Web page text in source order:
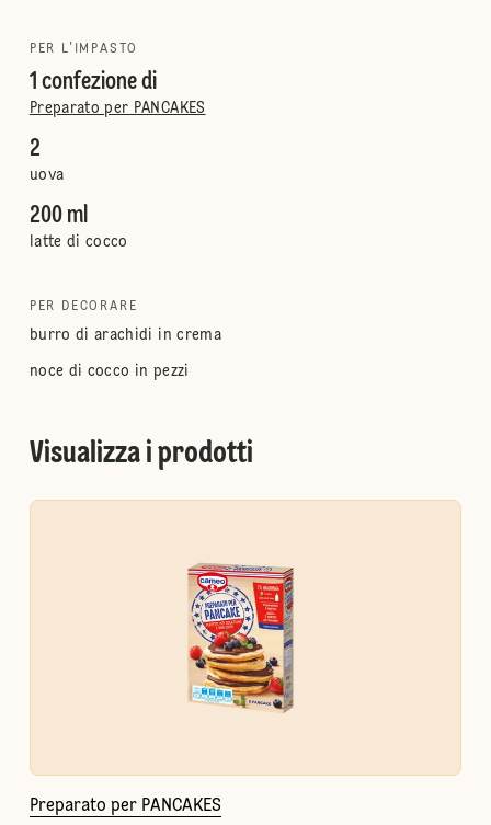
PER L'IMPASTO
1 confezione di
Preparato per PANCAKES
2
uova
200 ml
latte di cocco
PER DECORARE
burro di arachidi in crema
noce di cocco in pezzi
Visualizza i prodotti
Preparato per PANCAKES